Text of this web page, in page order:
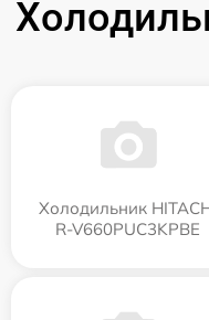
Холодильник
R-V660PUC3KPBE